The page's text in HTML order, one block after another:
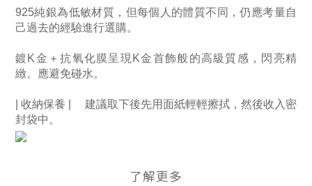
925純銀為低敏材質，但每個人的體質不同，仍應考量自
己過去的經驗進行選購。
鍍K金＋抗氧化膜呈現K金首飾般的高級質感，閃亮精
緻。應避免碰水。
| 收納保養 | 　建議取下後先用面紙輕輕擦拭，然後收入密
封袋中。
了解更多